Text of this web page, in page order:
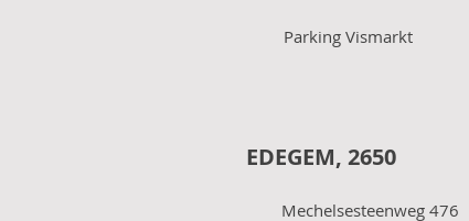
Parking Vismarkt
EDEGEM, 2650
Mechelsesteenweg 476